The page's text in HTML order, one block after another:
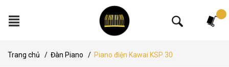
Trang chủ / Đàn Piano / Piano điện Kawai KSP 30